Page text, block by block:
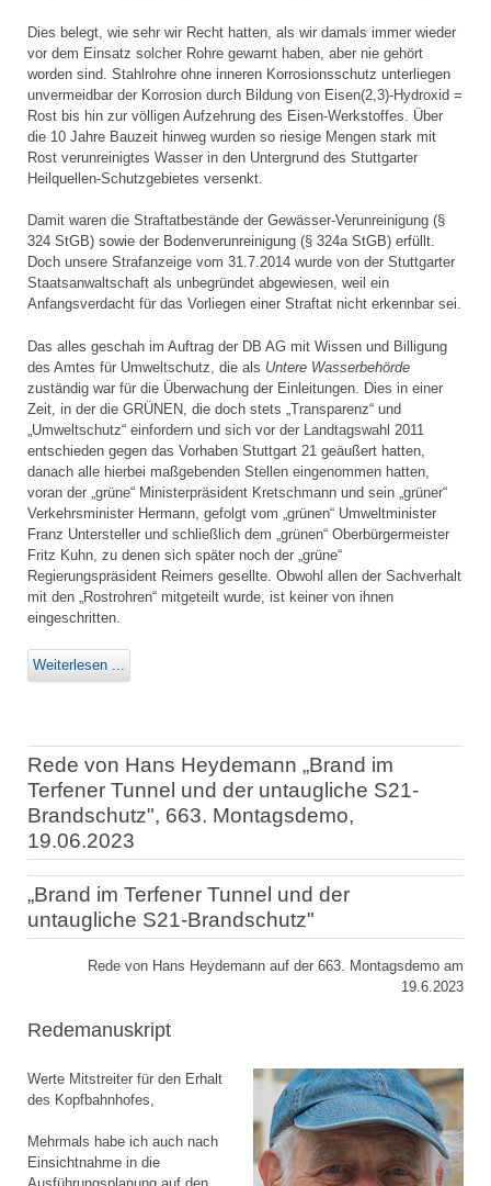
Dies belegt, wie sehr wir Recht hatten, als wir damals immer wieder
vor dem Einsatz solcher Rohre gewarnt haben, aber nie gehört
worden sind. Stahlrohre ohne inneren Korrosionsschutz unterliegen
unvermeidbar der Korrosion durch Bildung von Eisen(2,3)-Hydroxid =
Rost bis hin zur völligen Aufzehrung des Eisen-Werkstoffes. Über
die 10 Jahre Bauzeit hinweg wurden so riesige Mengen stark mit
Rost verunreinigtes Wasser in den Untergrund des Stuttgarter
Heilquellen-Schutzgebietes versenkt.
Damit waren die Straftatbestände der Gewässer-Verunreinigung (§
324 StGB) sowie der Bodenverunreinigung (§ 324a StGB) erfüllt.
Doch unsere Strafanzeige vom 31.7.2014 wurde von der Stuttgarter
Staatsanwaltschaft als unbegründet abgewiesen, weil ein
Anfangsverdacht für das Vorliegen einer Straftat nicht erkennbar sei.
Das alles geschah im Auftrag der DB AG mit Wissen und Billigung
des Amtes für Umweltschutz, die als Untere Wasserbehörde
zuständig war für die Überwachung der Einleitungen. Dies in einer
Zeit, in der die GRÜNEN, die doch stets „Transparenz“ und
„Umweltschutz“ einfordern und sich vor der Landtagswahl 2011
entschieden gegen das Vorhaben Stuttgart 21 geäußert hatten,
danach alle hierbei maßgebenden Stellen eingenommen hatten,
voran der „grüne“ Ministerpräsident Kretschmann und sein „grüner“
Verkehrsminister Hermann, gefolgt vom „grünen“ Umweltminister
Franz Untersteller und schließlich dem „grünen“ Oberbürgermeister
Fritz Kuhn, zu denen sich später noch der „grüne“
Regierungspräsident Reimers gesellte. Obwohl allen der Sachverhalt
mit den „Rostrohren“ mitgeteilt wurde, ist keiner von ihnen
eingeschritten.
Weiterlesen ...
Rede von Hans Heydemann „Brand im
Terfener Tunnel und der untaugliche S21-
Brandschutz", 663. Montagsdemo,
19.06.2023
„Brand im Terfener Tunnel und der
untaugliche S21-Brandschutz"
Rede von Hans Heydemann auf der 663. Montagsdemo am
19.6.2023
Redemanuskript
Werte Mitstreiter für den Erhalt
des Kopfbahnhofes,
Mehrmals habe ich auch nach
Einsichtnahme in die